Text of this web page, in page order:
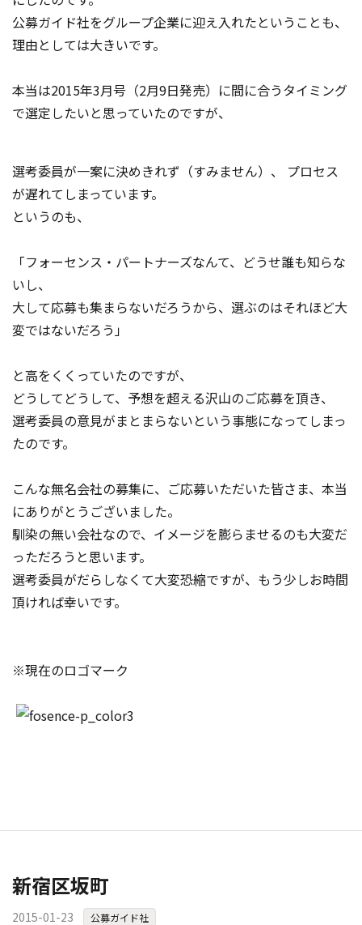
公募ガイド社をグループ企業に迎え入れたということも、
理由としては大きいです。
本当は2015年3月号（2月9日発売）に間に合うタイミング
で選定したいと思っていたのですが、
選考委員が一案に決めきれず（すみません）、 プロセス
が遅れてしまっています。
というのも、
「フォーセンス・パートナーズなんて、どうせ誰も知らな
いし、
大して応募も集まらないだろうから、選ぶのはそれほど大
変ではないだろう」
と高をくくっていたのですが、
どうしてどうして、予想を超える沢山のご応募を頂き、
選考委員の意見がまとまらないという事態になってしまっ
たのです。
こんな無名会社の募集に、ご応募いただいた皆さま、本当
にありがとうございました。
馴染の無い会社なので、イメージを膨らませるのも大変だ
っただろうと思います。
選考委員がだらしなくて大変恐縮ですが、もう少しお時間
頂ければ幸いです。
※現在のロゴマーク
新宿区坂町
2015-01-23 公募ガイド社